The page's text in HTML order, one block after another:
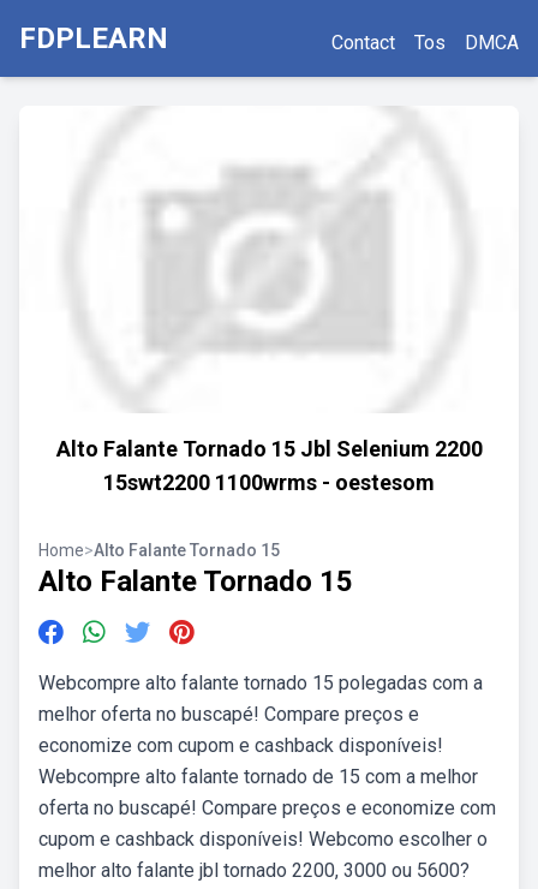
FDPLEARN Contact Tos DMCA
Alto Falante Tornado 15 Jbl Selenium 2200
15swt2200 1100wrms - oestesom
Home>Alto Falante Tornado 15
Alto Falante Tornado 15
Webcompre alto falante tornado 15 polegadas com a
melhor oferta no buscapé! Compare preços e
economize com cupom e cashback disponíveis!
Webcompre alto falante tornado de 15 com a melhor
oferta no buscapé! Compare preços e economize com
cupom e cashback disponíveis! Webcomo escolher o
melhor alto falante jbl tornado 2200, 3000 ou 5600?